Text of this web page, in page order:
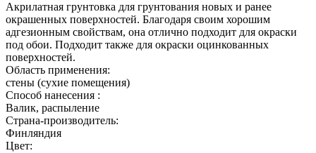
Акрилатная грунтовка для грунтования новых и ранее
окрашенных поверхностей. Благодаря своим хорошим
адгезионным свойствам, она отлично подходит для окраски
под обои. Подходит также для окраски оцинкованных
поверхностей.
Область применения:
стены (сухие помещения)
Способ нанесения :
Валик, распыление
Страна-производитель:
Финляндия
Цвет: